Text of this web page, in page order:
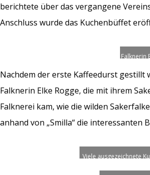
berichtete über das vergangene
Anschluss wurde das Kuchenbüffet
Falknerin
Nachdem der erste Kaffeedurst
Falknerin Elke Rogge, die mit ihrem
Falknerei kam, wie die wilden
anhand von „Smilla“ die interessanten
Viele ausgezeichnete